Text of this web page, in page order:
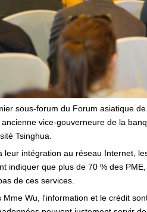
sous-forum du Forum asiatique
ancienne vice-gouverneure de la
Tsinghua.
leur intégration au réseau Internet,
indiquer que plus de 70 % des
de ces services.
Mme Wu, l'information et le crédit